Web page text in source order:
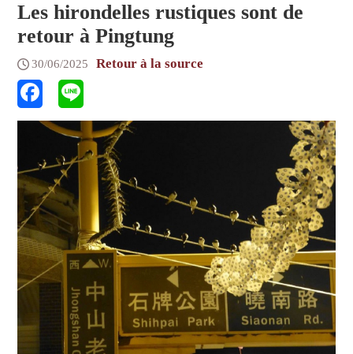
Les hirondelles rustiques sont de
retour à Pingtung
30/06/2025 Retour à la source